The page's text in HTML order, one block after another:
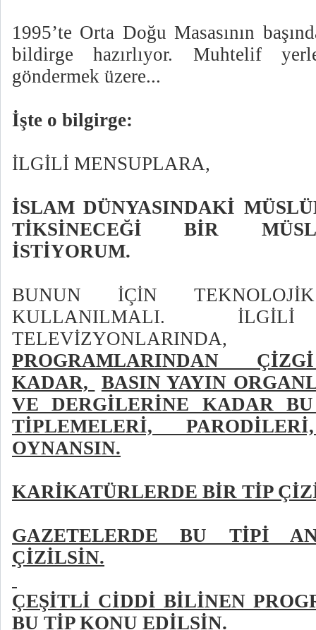
1995’te Orta Doğu Masasının
bildirge hazırlıyor. Muhtelif
göndermek üzere...
İşte o bilgirge:
İLGİLİ MENSUPLARA,
İSLAM DÜNYASINDAKİ
TİKSİNECEĞİ BİR
İSTİYORUM.
BUNUN İÇİN
KULLANILMALI.
PROGRAMLARINDAN
KADAR,
BASIN YAYIN
VE DERGİLERİNE KADAR
TİPLEMELERİ,
OYNANSIN.
KARİKATÜRLERDE BİR TİP
GAZETELERDE BU TİPİ
ÇİZİLSİN.
ÇEŞİTLİ CİDDİ BİLİNEN
BU TİP KONU EDİLSİN.